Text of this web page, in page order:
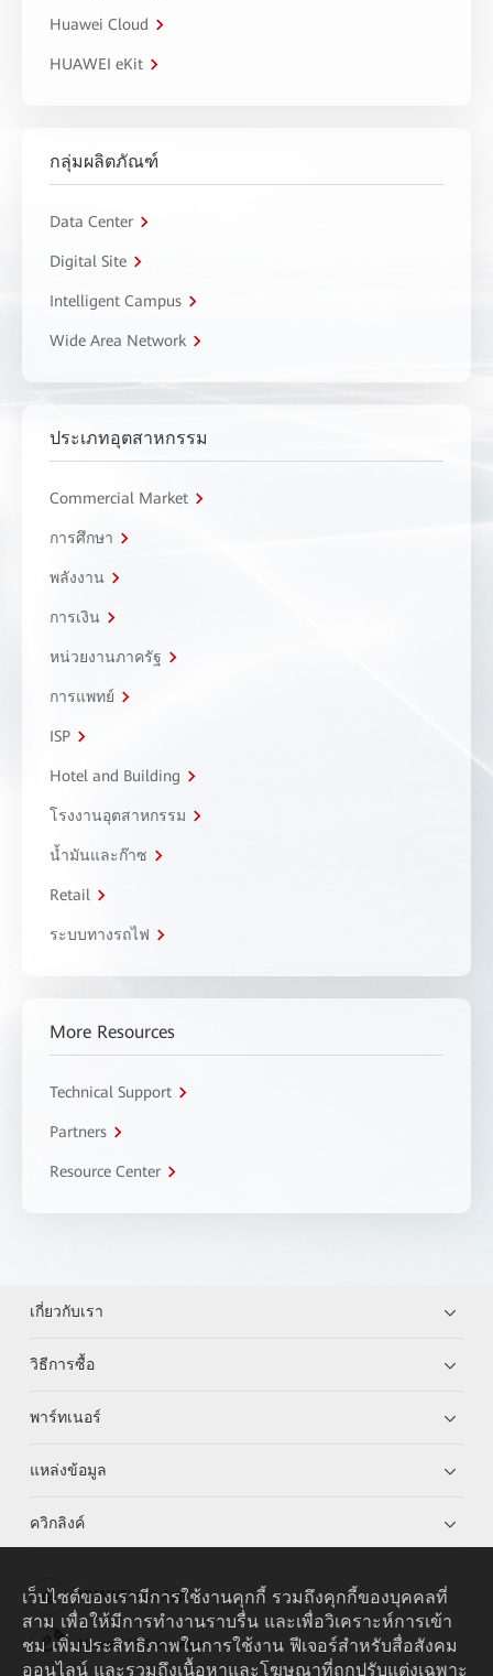
Huawei Cloud
HUAWEI eKit
กลุ่มผลิตภัณฑ์
Data Center
Digital Site
Intelligent Campus
Wide Area Network
ประเภทอุตสาหกรรม
Commercial Market
การศึกษา
พลังงาน
การเงิน
หน่วยงานภาครัฐ
การแพทย์
ISP
Hotel and Building
โรงงานอุตสาหกรรม
น้ำมันและก๊าซ
Retail
ระบบทางรถไฟ
More Resources
Technical Support
Partners
Resource Center
เกี่ยวกับเรา
วิธีการซื้อ
พาร์ทเนอร์
แหล่งข้อมูล
ควิกลิงค์
HUAWEI eKit App
Huawei HiKnow App
เว็บไซต์ของเรามีการใช้งานคุกกี้ รวมถึงคุกกี้ของบุคคลที่
สาม เพื่อให้มีการทำงานราบรื่น และเพื่อวิเคราะห์การเข้า
ชม เพิ่มประสิทธิภาพในการใช้งาน ฟีเจอร์สำหรับสื่อสังคม
ออนไลน์ และรวมถึงเนื้อหาและโฆษณาที่ถูกปรับแต่งเฉพาะ